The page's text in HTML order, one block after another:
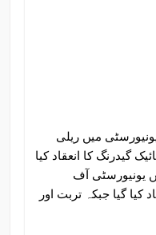
میں ریلی
گیدرنگ کا انعقاد کیا
یونیورسٹی آف
کیا گیا جبکہ تربت اور